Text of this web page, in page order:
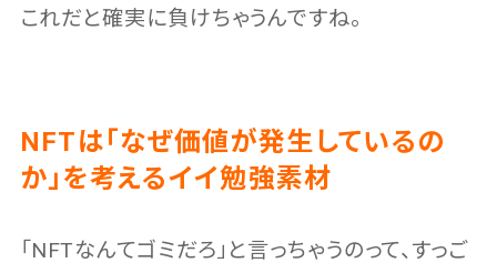
これだと確実に負けちゃうんですね。
NFTは「なぜ価値が発生しているの
か」を考えるイイ勉強素材
「NFTなんてゴミだろ」と言っちゃうのって、すっご